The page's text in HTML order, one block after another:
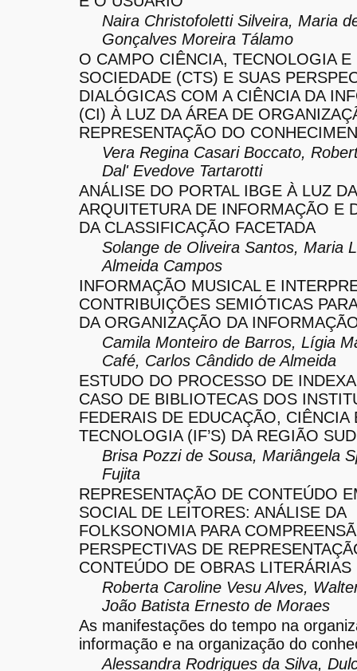
Naira Christofoletti Silveira, Maria
Gonçalves Moreira Tálamo
O CAMPO CIÊNCIA, TECNOLOGIA E
SOCIEDADE (CTS) E SUAS
DIALÓGICAS COM A CIÊNCIA DA
(CI) À LUZ DA ÁREA DE
REPRESENTAÇÃO DO
Vera Regina Casari Boccato,
Dal' Evedove Tartarotti
ANÁLISE DO PORTAL IBGE À LUZ DA
ARQUITETURA DE INFORMAÇÃO E
DA CLASSIFICAÇÃO FACETADA
Solange de Oliveira Santos, Maria
Almeida Campos
INFORMAÇÃO MUSICAL E
CONTRIBUIÇÕES SEMIÓTICAS
DA ORGANIZAÇÃO DA
Camila Monteiro de Barros, Lígia
Café, Carlos Cândido de Almeida
ESTUDO DO PROCESSO DE
CASO DE BIBLIOTECAS DOS
FEDERAIS DE EDUCAÇÃO, CIÊNCIA
TECNOLOGIA (IF’S) DA REGIÃO
Brisa Pozzi de Sousa, Mariângela
Fujita
REPRESENTAÇÃO DE CONTEÚDO
SOCIAL DE LEITORES: ANÁLISE DA
FOLKSONOMIA PARA
PERSPECTIVAS DE
CONTEÚDO DE OBRAS LITERÁRIAS
Roberta Caroline Vesu Alves,
João Batista Ernesto de Moraes
As manifestações do tempo na
informação e na organização do
Alessandra Rodrigues da Silva,